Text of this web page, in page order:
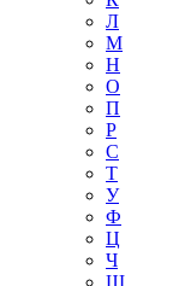
Л
М
Н
О
П
Р
С
Т
У
Ф
Ц
Ч
Ш